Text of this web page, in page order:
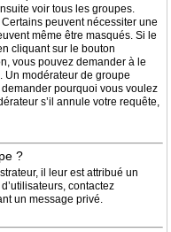
voir tous les groupes.
Certains peuvent nécessiter une
même être masqués. Si le
cliquant sur le bouton
vous pouvez demander à le
modérateur de groupe
pourquoi vous voulez
s’il annule votre requête,
?
il leur est attribué un
contactez
un message privé.